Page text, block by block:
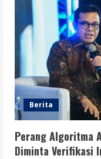
Berita
Perang Algoritma
Diminta Verifikasi